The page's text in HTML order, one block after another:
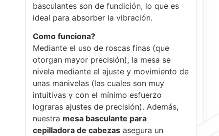
basculantes son de fundición, lo que es
ideal para absorber la vibración.
Como funciona?
Mediante el uso de roscas finas (que
otorgan mayor precisión), la mesa se
nivela mediante el ajuste y movimiento de
unas manivelas (las cuales son muy
intuitivas y con el mínimo esfuerzo
lograras ajustes de precisión). Además,
nuestra mesa basculante para
cepilladora de cabezas asegura un